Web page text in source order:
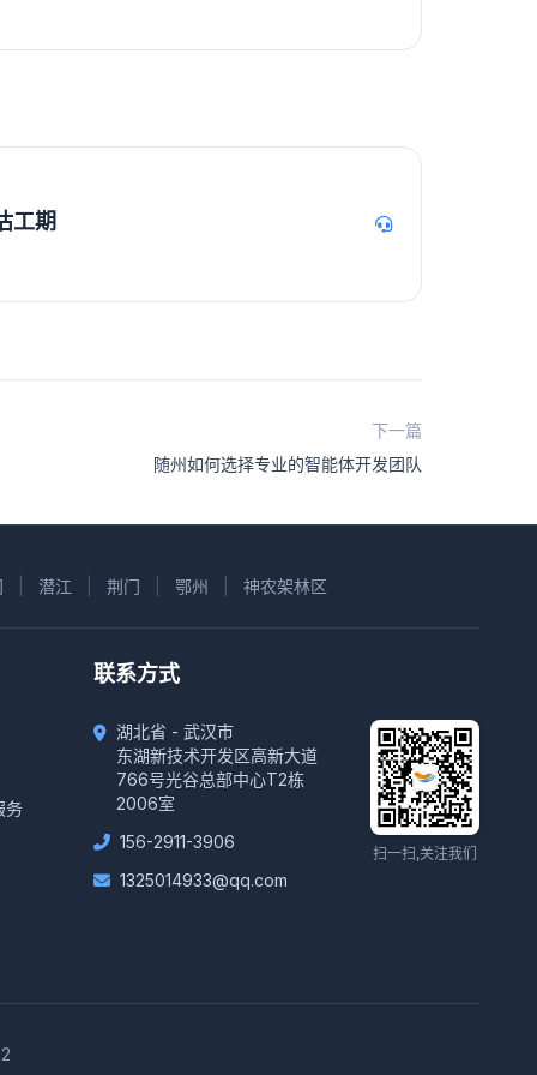
工期
下一篇
随州如何选择专业的智能体开发团队
潜江 荆门 鄂州 神农架林区
务
联系方式
湖北省 - 武汉市
东湖新技术开发区高新大道
766号光谷总部中心T2栋
2006室
156-2911-3906
1325014933@qq.com
扫一扫,关注我们